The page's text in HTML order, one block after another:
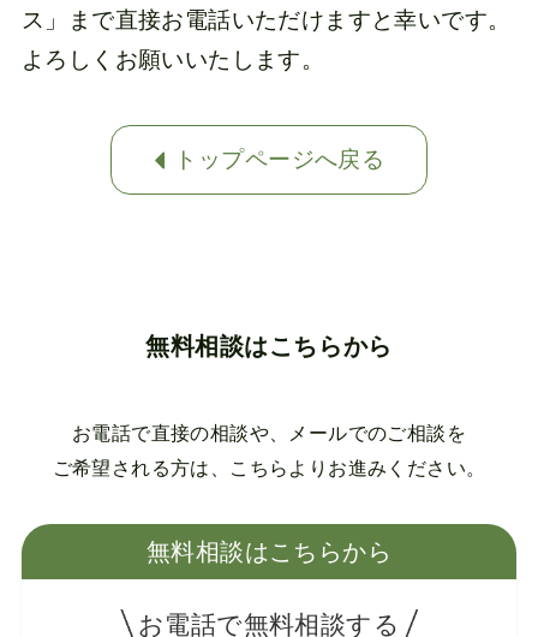
ス」まで直接お電話いただけますと幸いです。
よろしくお願いいたします。
トップページへ戻る
無料相談はこちらから
お電話で直接の相談や、メールでのご相談を
ご希望される方は、こちらよりお進みください。
無料相談はこちらから
お電話で無料相談する